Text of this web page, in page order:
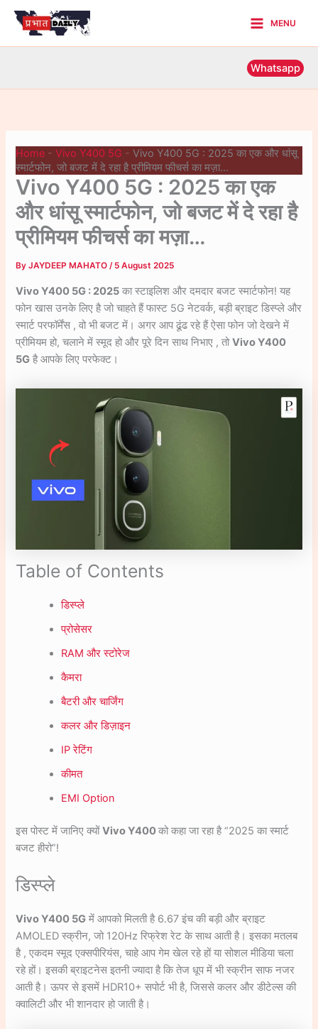
Skip
Menu
MENU
Whatsapp
Home -Vivo Y400 5G -Vivo Y400 5G : 2025 का एक और धांसू
स्मार्टफोन, जो बजट में दे रहा है प्रीमियम फीचर्स का मज़ा…
Vivo Y400 5G : 2025 का एक
और धांसू स्मार्टफोन, जो बजट में दे रहा है
प्रीमियम फीचर्स का मज़ा…
ByJAYDEEP MAHATO/ 5 August 2025
Vivo Y400 5G : 2025 का स्टाइलिश और दमदार बजट स्मार्टफोन! यह
फोन खास उनके लिए है जो चाहते हैं फास्ट 5G नेटवर्क, बड़ी ब्राइट डिस्प्ले और
स्मार्ट परफॉर्मेंस , वो भी बजट में। अगर आप ढूंढ रहे हैं ऐसा फोन जो देखने में
प्रीमियम हो, चलाने में स्मूद हो और पूरे दिन साथ निभाए , तोVivo Y400
5G है आपके लिए परफेक्ट।
Table of Contents
डिस्प्ले
प्रोसेसर
RAM और स्टोरेज
कैमरा
बैटरी और चार्जिंग
कलर और डिज़ाइन
IP रेटिंग
कीमत
EMI Option
इस पोस्ट में जानिए क्योंVivo Y400को कहा जा रहा है “2025 का स्मार्ट
बजट हीरो”!
डिस्प्ले
Vivo Y400 5G में आपको मिलती है 6.67 इंच की बड़ी और ब्राइट
AMOLED स्क्रीन, जो 120Hz रिफ्रेश रेट के साथ आती है। इसका मतलब
है , एकदम स्मूद एक्सपीरियंस, चाहे आप गेम खेल रहे हों या सोशल मीडिया चला
रहे हों। इसकी ब्राइटनेस इतनी ज्यादा है कि तेज धूप में भी स्क्रीन साफ नजर
आती है। ऊपर से इसमें HDR10+ सपोर्ट भी है, जिससे कलर और डीटेल्स की
क्वालिटी और भी शानदार हो जाती है।